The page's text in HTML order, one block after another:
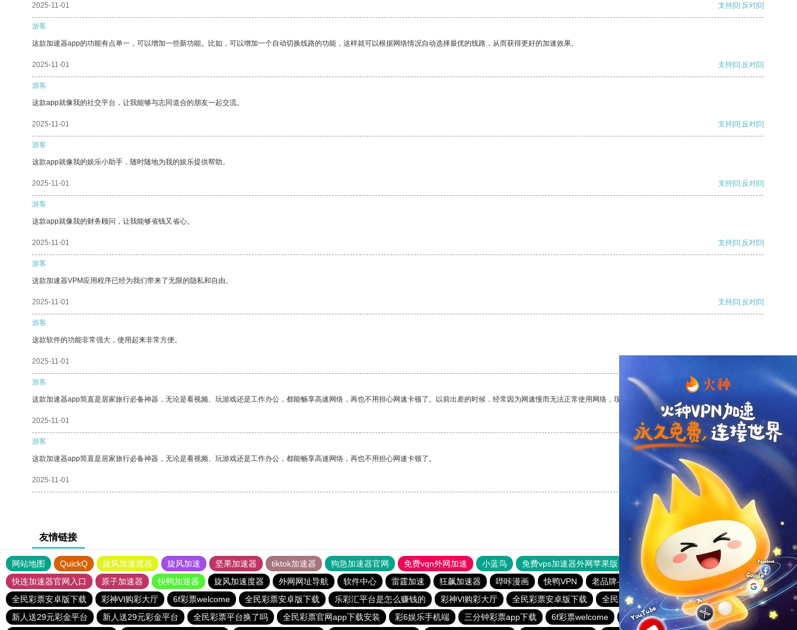
2025-11-01 支持[0] 反对[0]
游客
这款加速器app的功能有点单一，可以增加一些新功能。比如，可以增加一个自动切换线路的功能，这样就可以根据网络情况自动选择最优的线路，从而获得更好的加速效果。
2025-11-01 支持[0] 反对[0]
游客
这款app就像我的社交平台，让我能够与志同道合的朋友一起交流。
2025-11-01 支持[0] 反对[0]
游客
这款app就像我的娱乐小助手，随时随地为我的娱乐提供帮助。
2025-11-01 支持[0] 反对[0]
游客
这款app就像我的财务顾问，让我能够省钱又省心。
2025-11-01 支持[0] 反对[0]
游客
这款加速器VPM应用程序已经为我们带来了无限的隐私和自由。
2025-11-01 支持[0] 反对[0]
游客
这款软件的功能非常强大，使用起来非常方便。
2025-11-01
游客
这款加速器app简直是居家旅行必备神器，无论是看视频、玩游戏还是工作办公，都能畅享高速网络，再也不用担心网速卡顿了。以前出差的时候，经常因为网速慢而无法正常使用网络，现在有了这个app，我再也不用担心了。
2025-11-01 支持 [0] 反对 [0]
游客
这款加速器app简直是居家旅行必备神器，无论是看视频、玩游戏还是工作办公，都能畅享高速网络，再也不用担心网速卡顿了。
2025-11-01 支持
友情链接
网站地图 QuickQ 旋风加速度器 旋风加速 坚果加速器 tiktok加速器 狗急加速器官网 免费vqn外网加速 小蓝鸟 免费vps加速器外网苹果版 旋风加速度器
快连加速器
快连加速器官网入口
原子加速器 快鸭加速器 旋风加速度器 外网网址导航 软件中心 雷霆加速 狂飙加速器 哔咔漫画 快鸭VPN 老品牌—全民彩票
全民彩票app下载安装安卓
全民彩票安卓版下载
彩神Vl购彩大厅 6f彩票welcome 全民彩票安卓版下载 乐彩汇平台是怎么赚钱的 彩神Vl购彩大厅 全民彩票安卓版下载 全民彩票app下载大全
703彩票娱乐平台
新人送29元彩金平台
新人送29元彩金平台 全民彩票平台换了吗 全民彩票官网app下载安装 彩6娱乐手机端 三分钟彩票app下载 6f彩票welcome 全民彩票welcome
全民彩票安卓版